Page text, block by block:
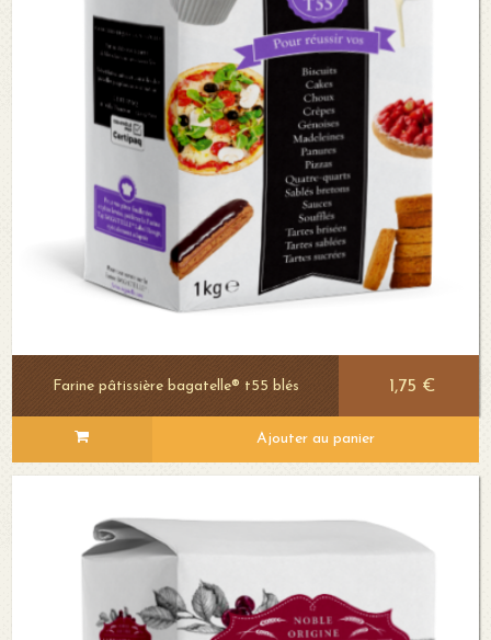
Farine pâtissière bagatelle® t55 blés 1,75 €
Ajouter au panier